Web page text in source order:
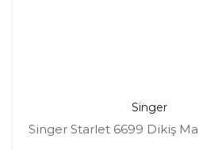
Singer
Singer Starlet 6699 Dikiş